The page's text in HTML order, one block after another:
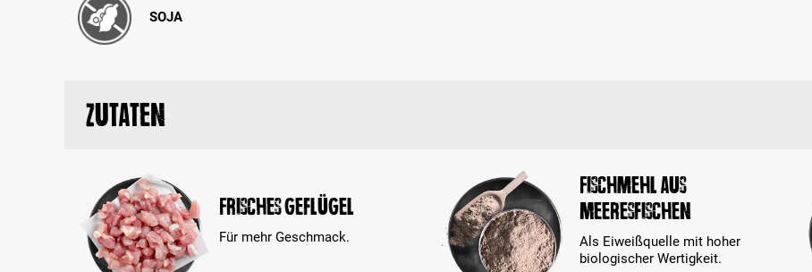
SOJA
Zutaten
Frisches Geflügel
Für mehr Geschmack.
Fischmehl aus
Meeresfischen
Als Eiweißquelle mit hoher
biologischer Wertigkeit.